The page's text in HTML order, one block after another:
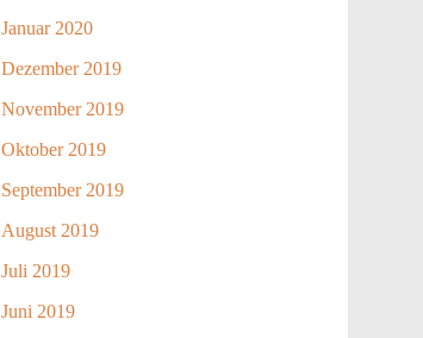
Januar 2020
Dezember 2019
November 2019
Oktober 2019
September 2019
August 2019
Juli 2019
Juni 2019